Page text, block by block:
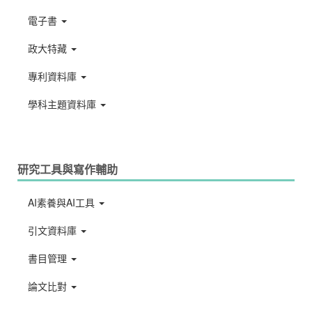
電子書
政大特藏
專利資料庫
學科主題資料庫
研究工具與寫作輔助
AI素養與AI工具
引文資料庫
書目管理
論文比對